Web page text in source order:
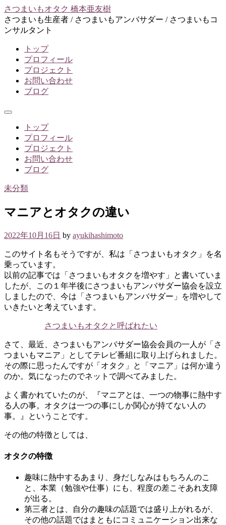
コ
ン
テ
さつまいもオタク 橋本亜友樹
さつまいも生産者 / さつまいもアンバサダー / さつまいもコ
ンサルタント
トップ
プロフィール
プロジェクト
お問い合わせ
ブログ
メ
トップ
プロフィール
プロジェクト
お問い合わせ
ブログ
未分類
マニアとオタクの違い
2022年10月16日 by ayukihashimoto
このサイト名もそうですが、私は「さつまいもオタク」を名
乗っています。
以前の記事では「さつまいもオタクを増やす」と書いていま
したが、この１年半後にさつまいもアンバサダー協会を設立
しましたので、今は「さつまいもアンバサダー」を増やして
いきたいと考えています。
さつまいもオタクと呼ばれたい
さて、最近、さつまいもアンバサダー協会会員の一人が「さ
つまいもマニア」としてテレビ番組に取り上げられました。
その際に思ったんですが「オタク」と「マニア」は何か違う
のか。気になったのでネットで調べてみました。
よく書かれていたのが、『マニアとは、一つの物事に熱中す
る人の事。オタクは一つの事にしか関心が持てない人の
事。』ということです。
その他の特徴としては、
オタクの特徴
趣味に熱中するあまり、身だしなみはもちろんのこ
と、本業（勉強や仕事）にも、程度の差こそあれ支障
が出る。
第三者とは、自分の趣味の話題では盛り上がれるが、
その他の話題ではまともにコミュニケーション出来な